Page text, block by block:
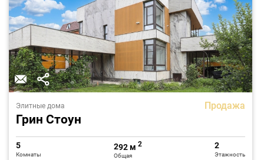
Элитные дома Продажа
Грин Стоун
5
Комнаты
292 м 2
Общая
2
Этажность